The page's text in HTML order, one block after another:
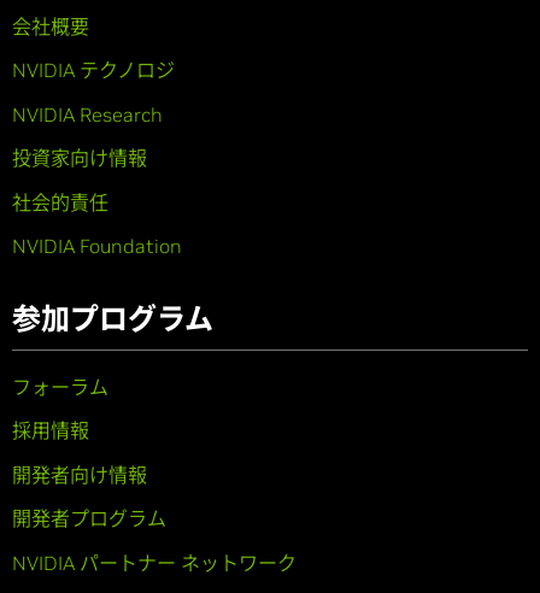
会社概要
NVIDIA テクノロジ
NVIDIA Research
投資家向け情報
社会的責任
NVIDIA Foundation
参加プログラム
フォーラム
採用情報
開発者向け情報
開発者プログラム
NVIDIA パートナー ネットワーク